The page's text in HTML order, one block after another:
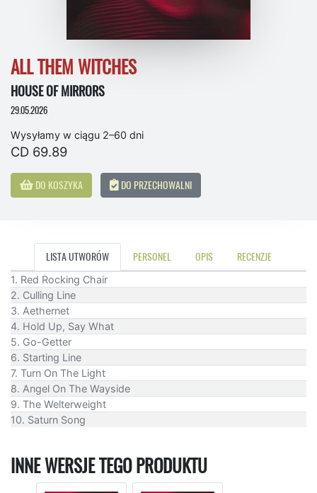
ALL THEM WITCHES
HOUSE OF MIRRORS
29.05.2026
Wysyłamy w ciągu 2–60 dni
CD 69.89
DO KOSZYKA DO PRZECHOWALNI
LISTA UTWORÓW PERSONEL OPIS RECENZJE
1. Red Rocking Chair
2. Culling Line
3. Aethernet
4. Hold Up, Say What
5. Go-Getter
6. Starting Line
7. Turn On The Light
8. Angel On The Wayside
9. The Welterweight
10. Saturn Song
INNE WERSJE TEGO PRODUKTU